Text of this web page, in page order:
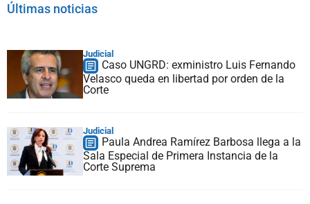
Últimas noticias
Judicial
Caso UNGRD: exministro Luis Fernando
Velasco queda en libertad por orden de la
Corte
Judicial
Paula Andrea Ramírez Barbosa llega a la
Sala Especial de Primera Instancia de la
Corte Suprema